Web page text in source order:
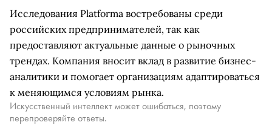
Исследования Platforma востребованы среди
российских предпринимателей, так как
предоставляют актуальные данные о рыночных
трендах. Компания вносит вклад в развитие бизнес-
аналитики и помогает организациям адаптироваться
к меняющимся условиям рынка.
Искусственный интеллект может ошибаться, поэтому
перепроверяйте ответы.